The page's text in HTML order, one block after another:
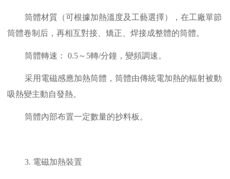
筒體材質（可根據加熱溫度及工藝選擇），在工廠單節
筒體卷制后，再相互對接、矯正、焊接成整體的筒體。
筒體轉速： 0.5～5轉/分鐘，變頻調速。
采用電磁感應加熱筒體，筒體由傳統電加熱的輻射被動
吸熱變主動自發熱。
筒體內部布置一定數量的抄料板。
3. 電磁加熱裝置